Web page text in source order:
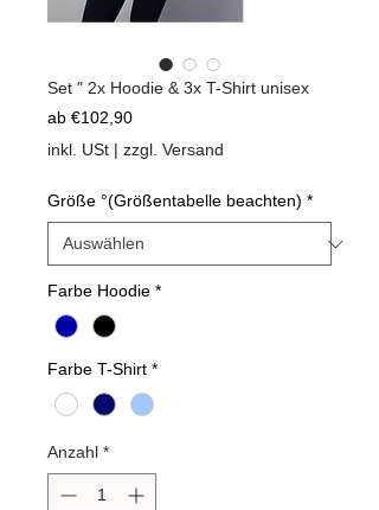
Set " 2x Hoodie & 3x T-Shirt unisex
ab €102,90Sale-
inkl. USt | zzgl. Versand
Größe °(Größentabelle beachten) *
Farbe Hoodie *
Farbe T-Shirt *
Anzahl *